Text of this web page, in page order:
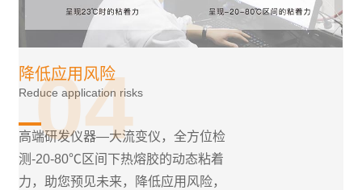
04
降低应用风险
Reduce application risks
高端研发仪器—大流变仪，全方位检
测-20-80℃区间下热熔胶的动态粘着
力，助您预见未来，降低应用风险，